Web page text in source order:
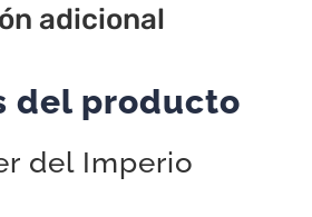
adicional
del producto
del Imperio